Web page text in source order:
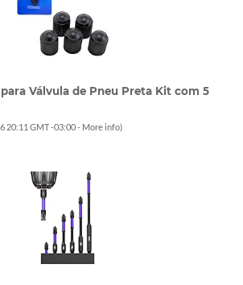
Válvula de Pneu Preta Kit com 5
20:11 GMT -03:00 - More info)